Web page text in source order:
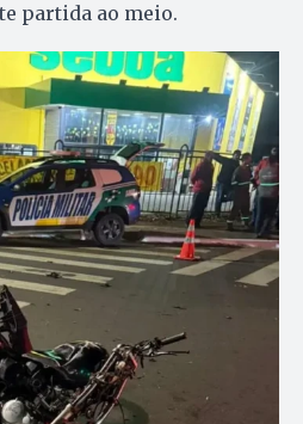
partida ao meio.